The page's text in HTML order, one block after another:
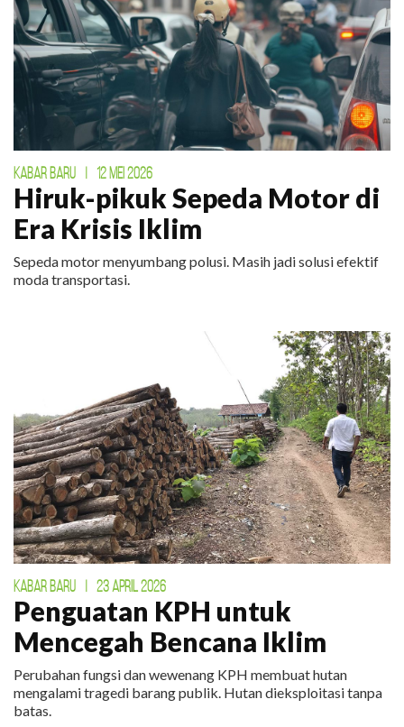
KABAR BARU 12 MEI 2026
Hiruk-pikuk Sepeda Motor di
Era Krisis Iklim
Sepeda motor menyumbang polusi. Masih jadi solusi efektif
moda transportasi.
KABAR BARU 23 APRIL 2026
Penguatan KPH untuk
Mencegah Bencana Iklim
Perubahan fungsi dan wewenang KPH membuat hutan
mengalami tragedi barang publik. Hutan dieksploitasi tanpa
batas.